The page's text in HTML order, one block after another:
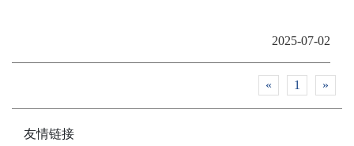
2025-07-02
« 1 »
友情链接